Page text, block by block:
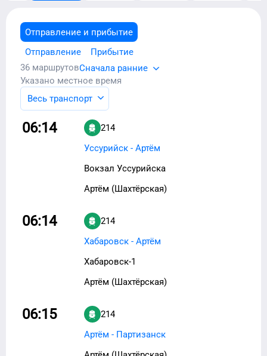
Отправление и прибытие
Отправление
Прибытие
36 маршрутовСначала ранние
Указано местное время
Весь транспорт
06:14
214
Уссурийск - Артём
Вокзал Уссурийска
Артём (Шахтёрская)
06:14
214
Хабаровск - Артём
Хабаровск-1
Артём (Шахтёрская)
06:15
214
Артём - Партизанск